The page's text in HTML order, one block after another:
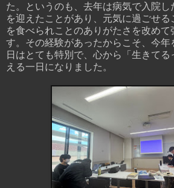
た。というのも、去年は病気で入院し
を迎えたことがあり、元気に過ごせ
を食べられことのありがたさを改め
す。その経験があったからこそ、今年
日はとても特別で、心から「生きてる
える一日になりました。